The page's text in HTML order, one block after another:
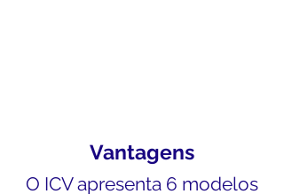
Vantagens
O ICV apresenta 6 modelos